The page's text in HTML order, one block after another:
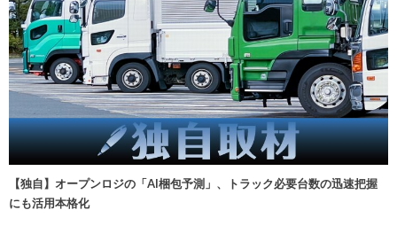
【独自】オープンロジの「AI梱包予測」、トラック必要台数の迅速把握
にも活用本格化